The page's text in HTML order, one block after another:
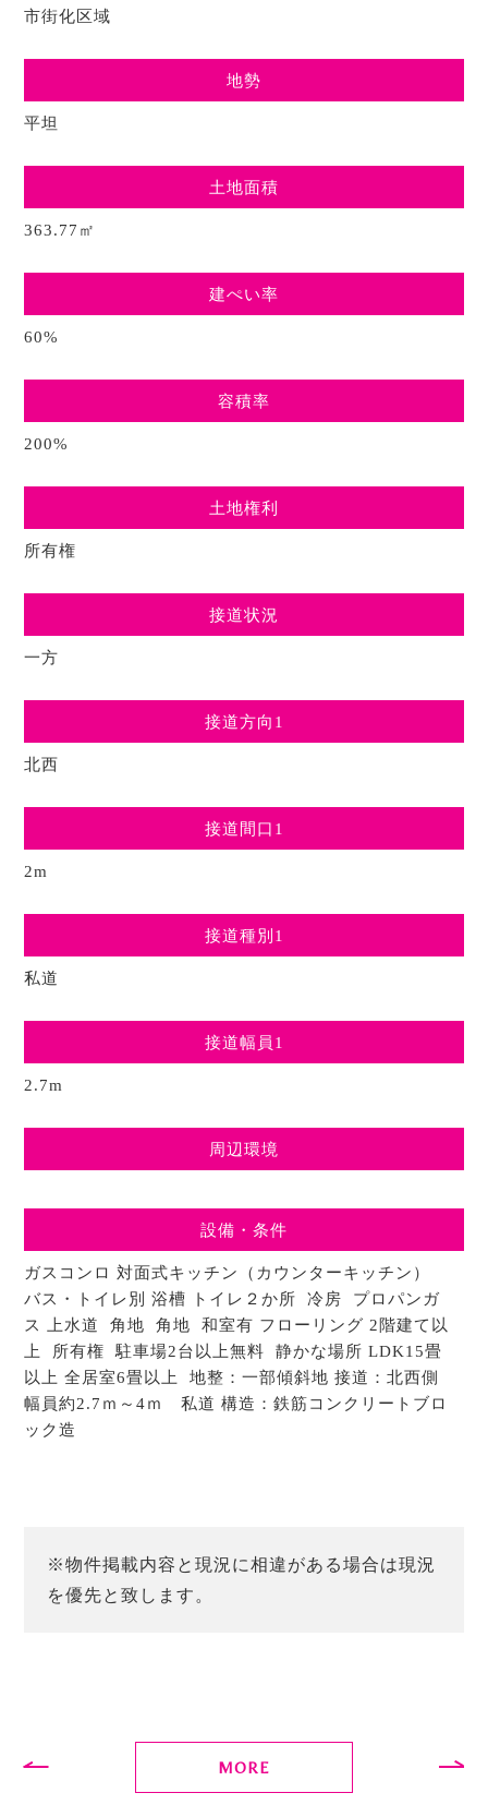
市街化区域
地勢
平坦
土地面積
363.77㎡
建ぺい率
60%
容積率
200%
土地権利
所有権
接道状況
一方
接道方向1
北西
接道間口1
2m
接道種別1
私道
接道幅員1
2.7m
周辺環境
設備・条件
ガスコンロ 対面式キッチン（カウンターキッチン）
バス・トイレ別 浴槽 トイレ２か所 冷房 プロパンガ
ス 上水道 角地 角地 和室有 フローリング 2階建て以
上 所有権 駐車場2台以上無料 静かな場所 LDK15畳
以上 全居室6畳以上 地整：一部傾斜地 接道：北西側
幅員約2.7ｍ～4ｍ 私道 構造：鉄筋コンクリートブロ
ック造
※物件掲載内容と現況に相違がある場合は現況
を優先と致します。
MORE